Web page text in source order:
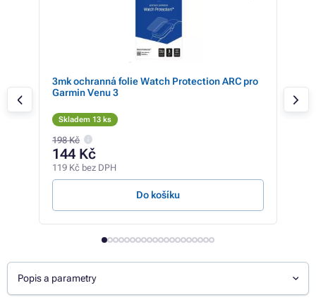
3mk ochranná folie Watch Protection ARC pro
Garmin Venu 3
Skladem 13 ks
198 Kč
144 Kč
119 Kč bez DPH
Do košíku
Popis a parametry